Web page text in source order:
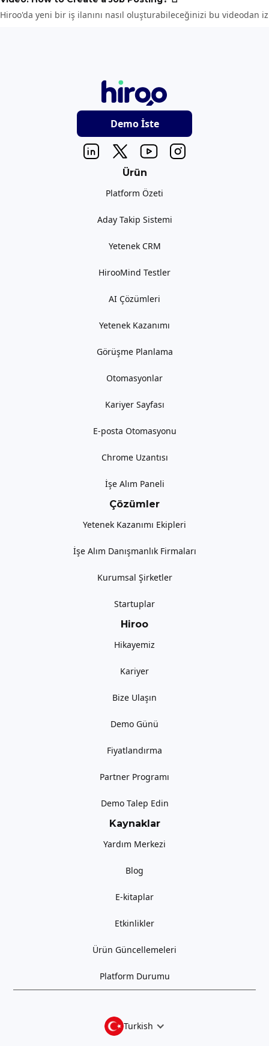
Hiroo'da yeni bir iş ilanını nasıl oluşturabileceğinizi bu videodan
Demo İste
Ürün
Platform Özeti
Aday Takip Sistemi
Yetenek CRM
HirooMind Testler
AI Çözümleri
Yetenek Kazanımı
Görüşme Planlama
Otomasyonlar
Kariyer Sayfası
E-posta Otomasyonu
Chrome Uzantısı
İşe Alım Paneli
Çözümler
Yetenek Kazanımı Ekipleri
İşe Alım Danışmanlık Firmaları
Kurumsal Şirketler
Startuplar
Hiroo
Hikayemiz
Kariyer
Bize Ulaşın
Demo Günü
Fiyatlandırma
Partner Programı
Demo Talep Edin
Kaynaklar
Yardım Merkezi
Blog
E-kitaplar
Etkinlikler
Ürün Güncellemeleri
Platform Durumu
Turkish